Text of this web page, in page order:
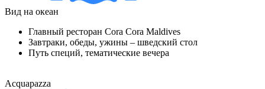
Вид на океан
Главный ресторан Cora Cora Maldives
Завтраки, обеды, ужины – шведский стол
Путь специй, тематические вечера
Acquapazza